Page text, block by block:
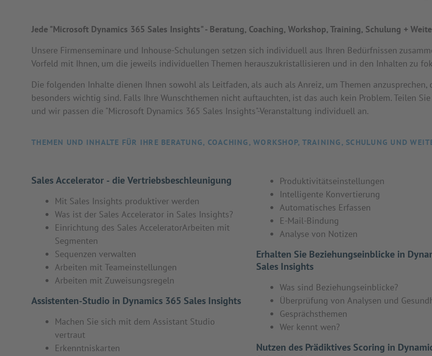
Jede "Microsoft Dynamics 365 Sales Insights" - Beratung, Coaching, Workshop, Training, Schulung +
Unsere Firmenseminare und Inhouse-Schulungen setzen sich individuell aus Ihren Bedürfnissen
Vorfeld mit Ihnen, um die jeweils individuellen Themen herauszukristallisieren und in den Inhalten zu
Die folgenden Inhalte dienen Ihnen sowohl als Leitfaden, als auch als Anreiz, um Themen
besonders wichtig sind. Falls Ihre Wunschthemen nicht auftauchten, ist das auch kein Problem. Teilen
und wir passen die "Microsoft Dynamics 365 Sales Insights"-Veranstaltung individuell an.
THEMEN UND INHALTE FÜR IHRE BERATUNG, COACHING, WORKSHOP, TRAINING, SCHULUNG UND
Sales Accelerator - die Vertriebsbeschleunigung
Mit Sales Insights produktiver werden
Was ist der Sales Accelerator in Sales Insights?
Einrichtung des Sales AcceleratorArbeiten mit
Segmenten
Sequenzen verwalten
Arbeiten mit Teameinstellungen
Arbeiten mit Zuweisungsregeln
Assistenten-Studio in Dynamics 365 Sales Insights
Machen Sie sich mit dem Assistant Studio
vertraut
Erkenntniskarten
Produktivitätseinstellungen
Intelligente Konvertierung
Automatisches Erfassen
E-Mail-Bindung
Analyse von Notizen
Erhalten Sie Beziehungseinblicke in
Sales Insights
Was sind Beziehungseinblicke?
Überprüfung von Analysen und
Gesprächsthemen
Wer kennt wen?
Nutzen des Prädiktives Scoring in